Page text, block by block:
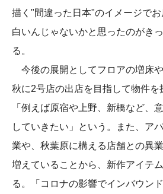
描く"間違った日本"のイメージで
白いんじゃないかと思ったのがき
る。
今後の展開としてフロアの増床
秋に2号店の出店を目指して物件を
「例えば原宿や上野、新橋など、
していきたい」という。また、ア
業や、秋葉原に構える店舗との異
増えていることから、新作アイテ
る。「コロナの影響でインバウン